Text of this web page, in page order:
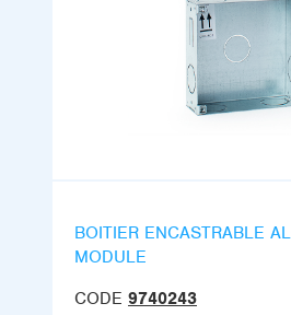
BOITIER ENCASTRABLE
MODULE
CODE 9740243